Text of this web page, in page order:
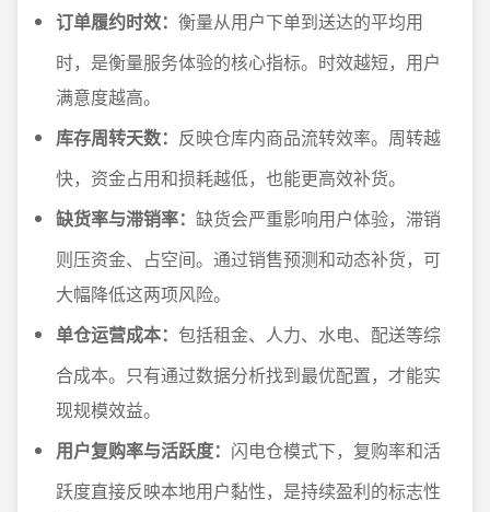
订单履约时效： 衡量从用户下单到送达的平均用
时，是衡量服务体验的核心指标。时效越短，用户
满意度越高。
库存周转天数： 反映仓库内商品流转效率。周转越
快，资金占用和损耗越低，也能更高效补货。
缺货率与滞销率： 缺货会严重影响用户体验，滞销
则压资金、占空间。通过销售预测和动态补货，可
大幅降低这两项风险。
单仓运营成本： 包括租金、人力、水电、配送等综
合成本。只有通过数据分析找到最优配置，才能实
现规模效益。
用户复购率与活跃度： 闪电仓模式下，复购率和活
跃度直接反映本地用户黏性，是持续盈利的标志性